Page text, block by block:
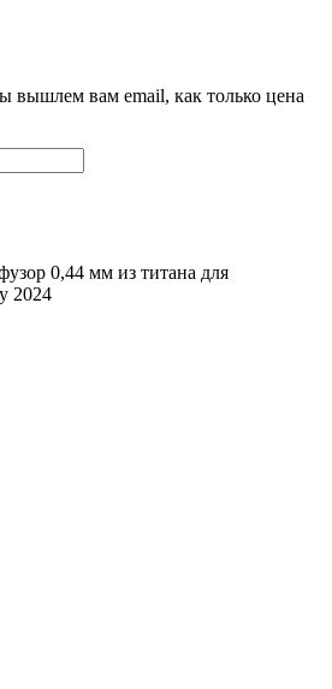
вышлем вам email, как только цена
0,44 мм из титана для
2024